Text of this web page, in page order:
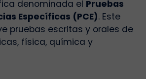
denominada el Pruebas
Específicas (PCE). Este
pruebas escritas y orales de
física, química y